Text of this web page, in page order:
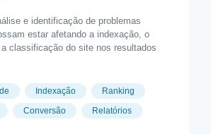
e identificação de problemas
estar afetando a indexação, o
classificação do site nos resultados
Indexação
Ranking
Conversão Relatórios